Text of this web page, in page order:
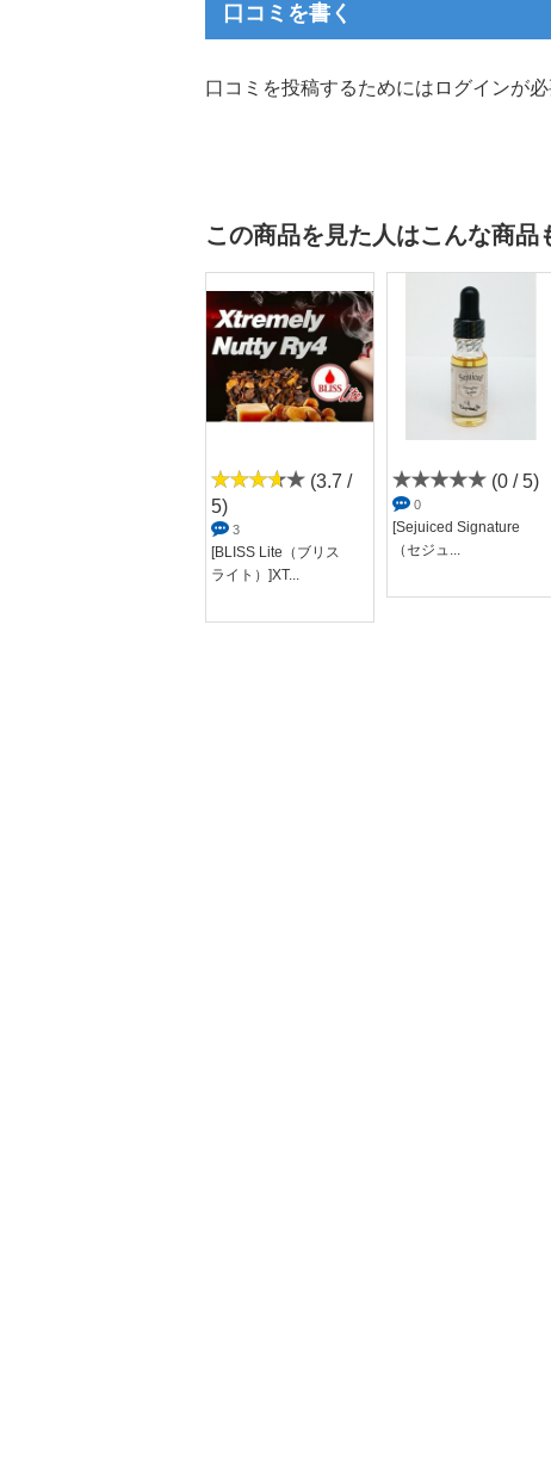
口コミを書く
口コミを投稿するためにはログインが必
この商品を見た人はこんな商品
(3.7 /
5)
3
[BLISS Lite（ブリス
ライト）]XT...
(0 / 5)
0
[Sejuiced Signature
（セジュ...